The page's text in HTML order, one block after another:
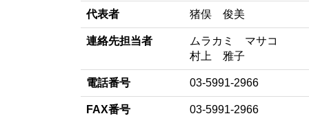
代表者 猪俣 俊美
連絡先担当者
ムラカミ マサコ
村上 雅子
電話番号 03-5991-2966
FAX番号 03-5991-2966